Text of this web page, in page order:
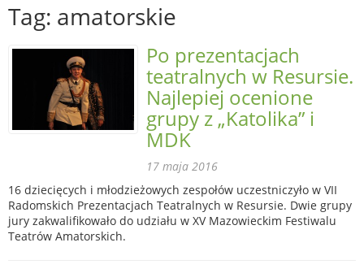
Tag: amatorskie
Po prezentacjach
teatralnych w Resursie.
Najlepiej ocenione
grupy z „Katolika” i
MDK
17 maja 2016
16 dziecięcych i młodzieżowych zespołów uczestniczyło w VII
Radomskich Prezentacjach Teatralnych w Resursie. Dwie grupy
jury zakwalifikowało do udziału w XV Mazowieckim Festiwalu
Teatrów Amatorskich.